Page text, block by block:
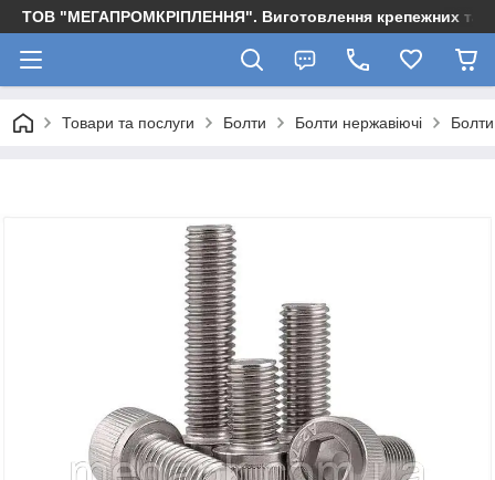
ТОВ "МЕГАПРОМКРІПЛЕННЯ". Виготовлення крепежних та
Товари та послуги Болти Болти нержавіючі